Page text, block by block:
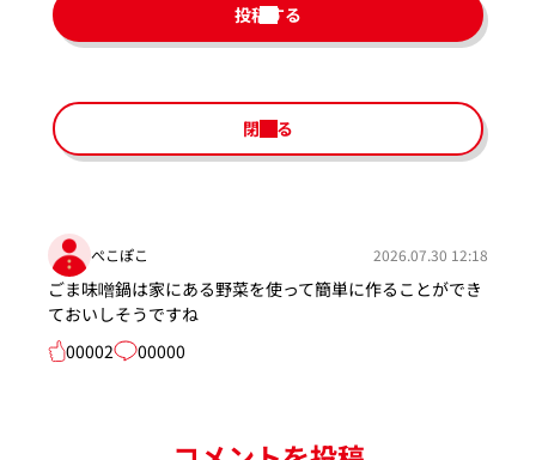
投稿する
閉じる
ぺこぽこ 2026.07.30 12:18
ごま味噌鍋は家にある野菜を使って簡単に作ることができ
ておいしそうですね
00002
00000